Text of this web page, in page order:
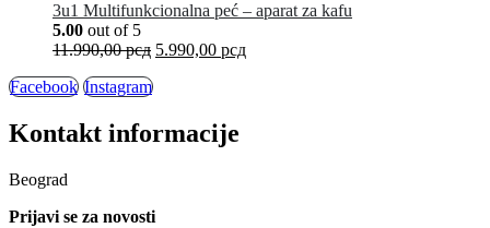
3u1 Multifunkcionalna peć – aparat za kafu
5.00 out of 5
11.990,00рсд 5.990,00 рсд
Facebook Instagram
Kontakt informacije
Beograd
Prijavi se za novosti